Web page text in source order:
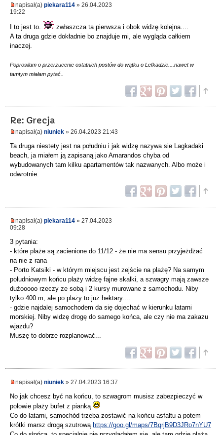
napisał(a) piekara114 » 26.04.2023
19:22
I to jest to.
zwłaszcza ta pierwsza i obok widzę kolejna....
A ta druga gdzie dokładnie bo znajduje mi, ale wygląda całkiem
inaczej.
Poprosiłam o przerzucenie ostatnich postów do wątku o Lefkadzie....nawet w
tamtym miałam pytać..
Re: Grecja
napisał(a) niuniek » 26.04.2023 21:43
Ta druga niestety jest na południu i jak widzę nazywa sie Lagkadaki
beach, ja miałem ją zapisaną jako Amarandos chyba od
wybudowanych tam kilku apartamentów tak nazwanych. Albo może i
odwrotnie.
napisał(a) piekara114 » 27.04.2023
09:28
3 pytania:
- które plaże są zacienione do 11/12 - że nie ma sensu przyjeżdżać
na nie z rana
- Porto Katsiki - w którym miejscu jest zejście na plażę? Na samym
południowym końcu plaży widzę fajne skałki, a szwagry mają zawsze
dużooooo rzeczy ze sobą i 2 kursy murowane z samochodu. Niby
tylko 400 m, ale po plaży to już hektary....
- gdzie najdalej samochodem da się dojechać w kierunku latarni
morskiej. Niby widzę drogę do samego końca, ale czy nie ma zakazu
wjazdu?
Muszę to dobrze rozplanować...
napisał(a) niuniek » 27.04.2023 16:37
No jak chcesz być na końcu, to szwagrom musisz zabezpieczyć w
połowie plaży bufet z pianką
Co do latarni, samochód trzeba zostawić na końcu asfaltu a potem
krótki marsz drogą szutrową https://goo.gl/maps/7BqrjB9D3JRo7nYU7